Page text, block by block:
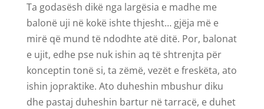
Ta godasësh dikë nga largësia e madhe me
balonë uji në kokë ishte thjesht… gjëja më e
mirë që mund të ndodhte atë ditë. Por, balonat
e ujit, edhe pse nuk ishin aq të shtrenjta për
konceptin tonë si, ta zëmë, vezët e freskëta, ato
ishin jopraktike. Ato duheshin mbushur diku
dhe pastaj duheshin bartur në tarracë, e duhet